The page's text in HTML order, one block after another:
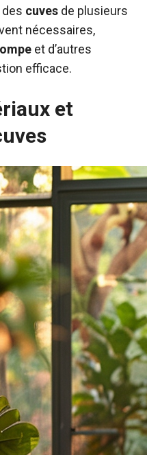
des cuves de plusieurs
nécessaires,
et d’autres
efficace.
et